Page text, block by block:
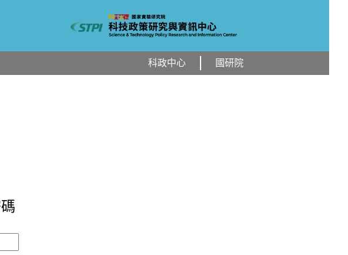
科政中心 國研院